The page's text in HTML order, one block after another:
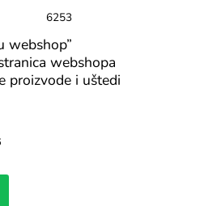
prikazane rasprodaje ili
Sada možeš odmah kupovati
6253
webshop”
webshopa
proizvode i uštedi